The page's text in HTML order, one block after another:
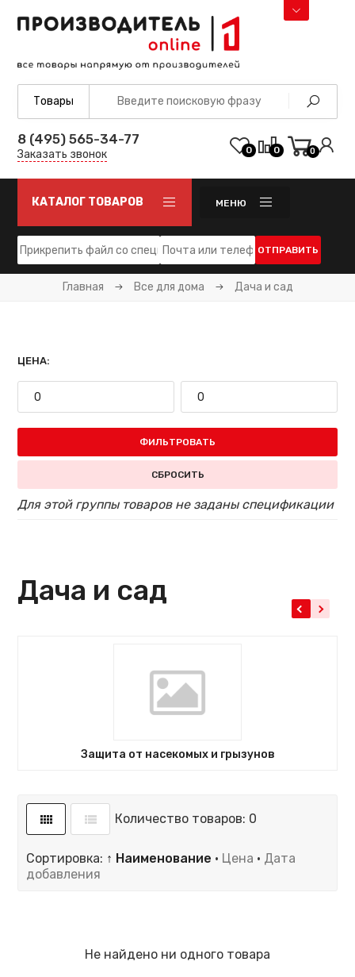
8 (495) 565-34-77
Заказать звонок 0 0 0
КАТАЛОГ ТОВАРОВ МЕНЮ
ОТПРАВИТЬ
Главная Все для дома Дача и сад
ЦЕНА:
ФИЛЬТРОВАТЬ
СБРОСИТЬ
Для этой группы товаров не заданы спецификации
Дача и сад
Защита от насекомых и грызунов
Количество товаров: 0
Сортировка: ↑ Наименование · Цена · Дата
добавления
Не найдено ни одного товара